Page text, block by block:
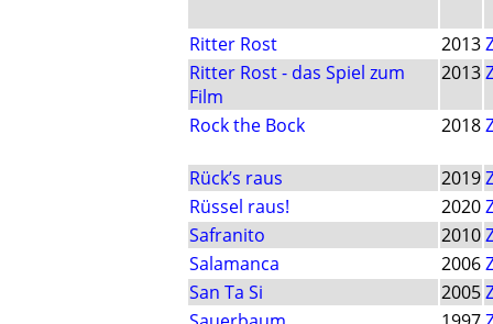
Ritter Rost 2013
Ritter Rost - das Spiel zum
Film
2013
Rock the Bock 2018
Rück’s raus 2019
Rüssel raus!
2020
Safranito
2010
Salamanca
2006
San Ta Si
2005